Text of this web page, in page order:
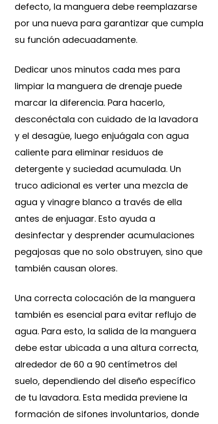
defecto, la manguera debe reemplazarse
por una nueva para garantizar que cumpla
su función adecuadamente.
Dedicar unos minutos cada mes para
limpiar la manguera de drenaje puede
marcar la diferencia. Para hacerlo,
desconéctala con cuidado de la lavadora
y el desagüe, luego enjuágala con agua
caliente para eliminar residuos de
detergente y suciedad acumulada. Un
truco adicional es verter una mezcla de
agua y vinagre blanco a través de ella
antes de enjuagar. Esto ayuda a
desinfectar y desprender acumulaciones
pegajosas que no solo obstruyen, sino que
también causan olores.
Una correcta colocación de la manguera
también es esencial para evitar reflujo de
agua. Para esto, la salida de la manguera
debe estar ubicada a una altura correcta,
alrededor de 60 a 90 centímetros del
suelo, dependiendo del diseño específico
de tu lavadora. Esta medida previene la
formación de sifones involuntarios, donde